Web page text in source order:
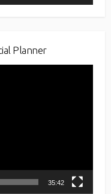
Planner
35:42